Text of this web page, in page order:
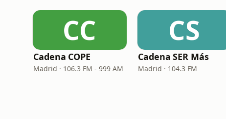
CC
Cadena COPE
Madrid · 106.3 FM - 999 AM
CS
Cadena SER Más
Madrid · 104.3 FM